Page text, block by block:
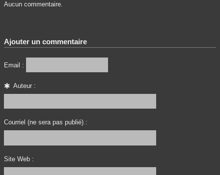
Aucun commentaire.
Ajouter un commentaire
Email :
Auteur :
Courriel (ne sera pas publié) :
Site Web :